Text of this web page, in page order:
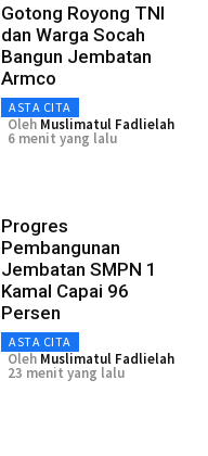
Gotong Royong TNI
dan Warga Socah
Bangun Jembatan
Armco
ASTA CITA
Oleh Muslimatul Fadlielah
6 menit yang lalu
Progres
Pembangunan
Jembatan SMPN 1
Kamal Capai 96
Persen
ASTA CITA
Oleh Muslimatul Fadlielah
23 menit yang lalu